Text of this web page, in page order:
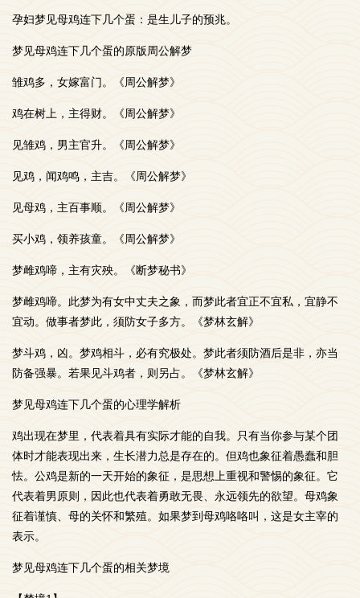
孕妇梦见母鸡连下几个蛋：是生儿子的预兆。
梦见母鸡连下几个蛋的原版周公解梦
雏鸡多，女嫁富门。《周公解梦》
鸡在树上，主得财。《周公解梦》
见雏鸡，男主官升。《周公解梦》
见鸡，闻鸡鸣，主吉。《周公解梦》
见母鸡，主百事顺。《周公解梦》
买小鸡，领养孩童。《周公解梦》
梦雌鸡啼，主有灾殃。《断梦秘书》
梦雌鸡啼。此梦为有女中丈夫之象，而梦此者宜正不宜私，宜静不
宜动。做事者梦此，须防女子多方。《梦林玄解》
梦斗鸡，凶。梦鸡相斗，必有究极处。梦此者须防酒后是非，亦当
防备强暴。若果见斗鸡者，则另占。《梦林玄解》
梦见母鸡连下几个蛋的心理学解析
鸡出现在梦里，代表着具有实际才能的自我。只有当你参与某个团
体时才能表现出来，生长潜力总是存在的。但鸡也象征着愚蠢和胆
怯。公鸡是新的一天开始的象征，是思想上重视和警惕的象征。它
代表着男原则，因此也代表着勇敢无畏、永远领先的欲望。母鸡象
征着谨慎、母的关怀和繁殖。如果梦到母鸡咯咯叫，这是女主宰的
表示。
梦见母鸡连下几个蛋的相关梦境